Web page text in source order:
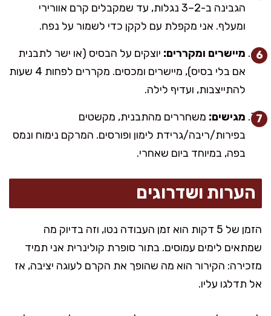
הגבינה ב-2–3 נגלות, עד שמקבלים קרם אוורירי
ומעלף. אני מקפלת עם לקקן כדי לשמור על נפח.
מיישרים ומקררים: יוצקים על הבסיס (או ישר לתבנית
אם בלי בסיס), מיישרים ומכסים. מקררים לפחות 4 שעות
להתייצבות, ועדיף לילה.
מגישים: משחררים מהתבנית, מקשטים
בפירות/ריבה/גרידת לימון ופורסים. המרקם נימוח ונמס
בפה, במיוחד ביום שאחרי.
הערות ושדרוגים
הזמן של 5 דקות הוא זמן העבודה נטו, וזה בדיוק מה
שמתאים לימים עמוסים. בתור סופרת קולינרית אני תמיד
מזכירה: הקירור הוא מה שהופך את הקרם לעוגה יציבה, אז
אל תדלגו עליו.